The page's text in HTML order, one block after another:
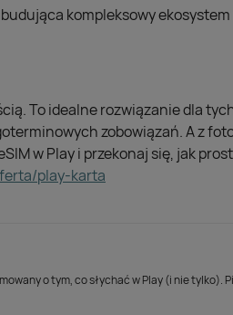
kompleksowy
To idealne rozwiązanie dla
zobowiązań. A z
w Play i przekonaj się, jak
play-karta
o tym, co słychać w Play (i nie tylko).